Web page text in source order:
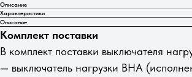
Описание
Характеристики
Описание
Комплект поставки
В комплект поставки выключателя
— выключатель нагрузки ВНА